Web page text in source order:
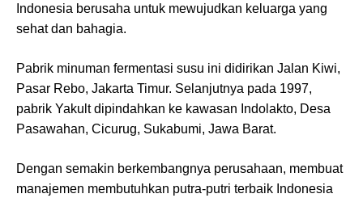
Indonesia berusaha untuk mewujudkan keluarga yang
sehat dan bahagia.
Pabrik minuman fermentasi susu ini didirikan Jalan Kiwi,
Pasar Rebo, Jakarta Timur. Selanjutnya pada 1997,
pabrik Yakult dipindahkan ke kawasan Indolakto, Desa
Pasawahan, Cicurug, Sukabumi, Jawa Barat.
Dengan semakin berkembangnya perusahaan, membuat
manajemen membutuhkan putra-putri terbaik Indonesia